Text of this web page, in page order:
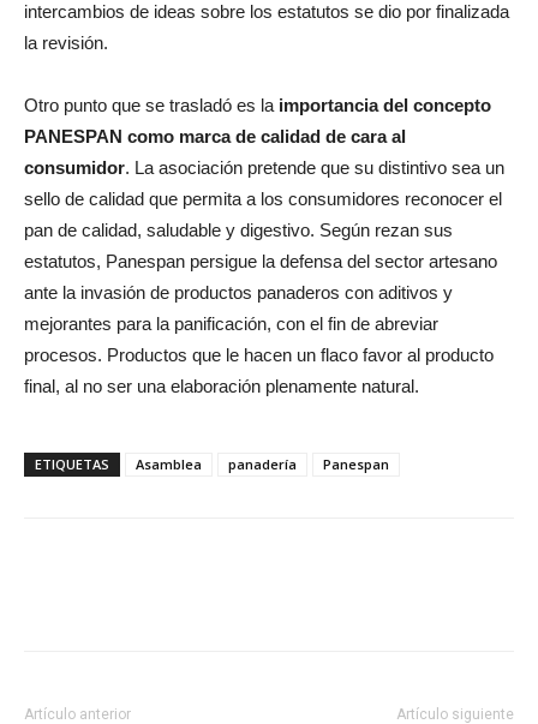
intercambios de ideas sobre los estatutos se dio por finalizada
la revisión.
Otro punto que se trasladó es la importancia del concepto
PANESPAN como marca de calidad de cara al
consumidor. La asociación pretende que su distintivo sea un
sello de calidad que permita a los consumidores reconocer el
pan de calidad, saludable y digestivo. Según rezan sus
estatutos, Panespan persigue la defensa del sector artesano
ante la invasión de productos panaderos con aditivos y
mejorantes para la panificación, con el fin de abreviar
procesos. Productos que le hacen un flaco favor al producto
final, al no ser una elaboración plenamente natural.
ETIQUETAS Asamblea panadería Panespan
Artículo anterior Artículo siguiente